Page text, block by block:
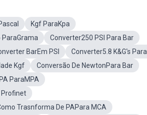
Kgf ParaKpa
ParaGrama
Converter250 PSI Para Bar
BarEm PSI
Converter5.8 K&G's Para
Kgf
Conversão De NewtonPara Bar
ParaMPA
Profinet
Trasnforma De PAPara MCA